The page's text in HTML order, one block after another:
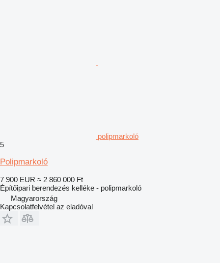
polipmarkoló
5
Polipmarkoló
7 900 EUR ≈ 2 860 000 Ft
Építőipari berendezés kelléke - polipmarkoló
Magyarország
Kapcsolatfelvétel az eladóval